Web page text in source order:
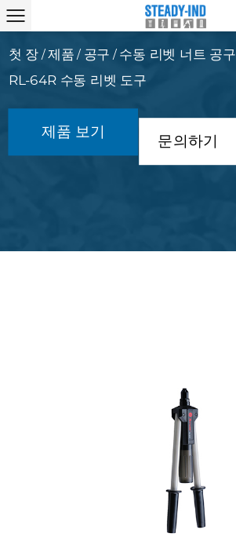
첫 장 /제품 / 공구 / 수동 리벳 너트 공구
RL-64R 수동 리벳 ​​도구
제품 보기
문의하기